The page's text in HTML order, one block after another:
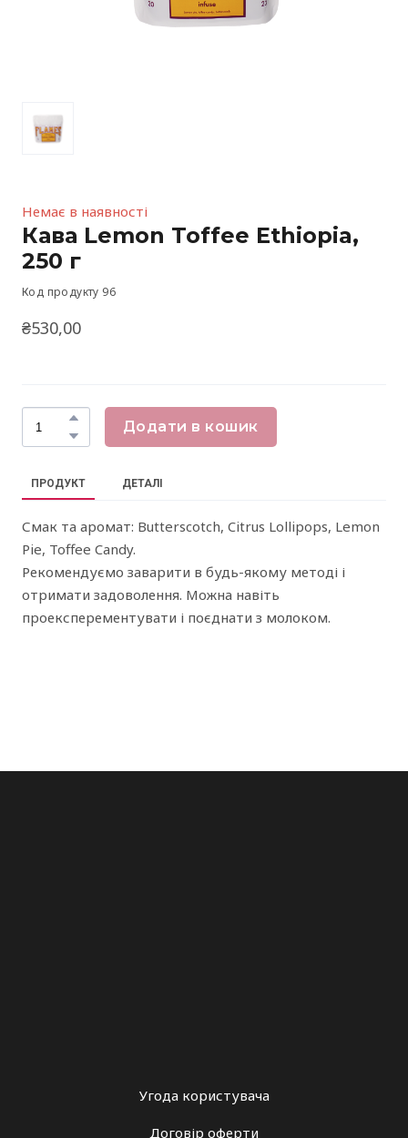
Немає в наявності
Кава Lemon Toffee Ethiopia,
250 г
Код продукту 96
₴530,00
Додати в кошик
ПРОДУКТ ДЕТАЛІ
Смак та аромат: Butterscotch, Citrus Lollipops, Lemon
Pie, Toffee Candy.
Рекомендуємо заварити в будь-якому методі і
отримати задоволення. Можна навіть
проексперементувати і поєднати з молоком.
Угода користувача
Договір оферти